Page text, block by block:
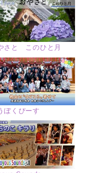
さと このひと月
ぼくぴーす